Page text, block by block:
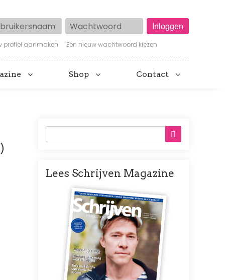
Wachtwoord
profiel aanmaken Een nieuw wachtwoord kiezen
Shop Contact
Lees Schrijven Magazine
Afbeelding